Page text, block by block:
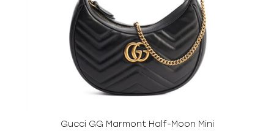
Gucci GG Marmont Half-Moon Mini